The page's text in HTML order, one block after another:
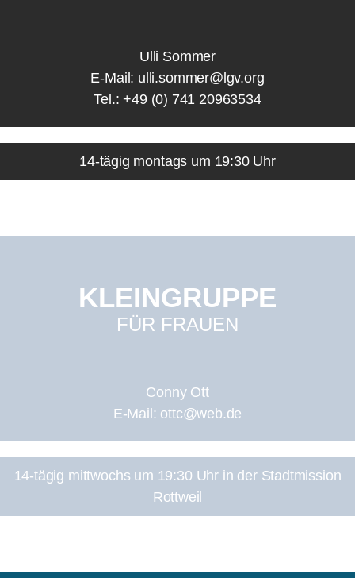
Ulli Sommer
E-Mail: ulli.sommer@lgv.org
Tel.: +49 (0) 741 20963534
14-tägig montags um 19:30 Uhr
KLEINGRUPPE
FÜR FRAUEN
Conny Ott
E-Mail: ottc@web.de
14-tägig mittwochs um 19:30 Uhr in der Stadtmission
Rottweil